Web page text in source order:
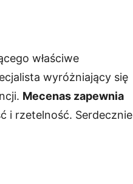
właściwe
wyróżniający się
Mecenas zapewnia
i rzetelność. Serdecznie